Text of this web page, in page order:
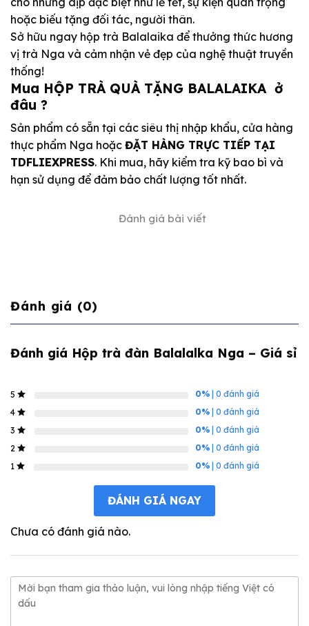
hoặc biếu tặng đối tác, người thân.
Sở hữu ngay hộp trà Balalaika để thưởng thức hương
vị trà Nga và cảm nhận vẻ đẹp của nghệ thuật truyền
thống!
Mua HỘP TRÀ QUÀ TẶNG BALALAIKA ở
đâu ?
Sản phẩm có sẵn tại các siêu thị nhập khẩu, cửa hàng
thực phẩm Nga hoặc ĐẶT HÀNG TRỰC TIẾP TẠI
TDFLIEXPRESS. Khi mua, hãy kiểm tra kỹ bao bì và
hạn sử dụng để đảm bảo chất lượng tốt nhất.
Đánh giá bài viết
Đánh giá (0)
Đánh giá Hộp trà đàn Balalalka Nga – Giá sỉ
5 0% | 0 đánh giá
4
0% | 0 đánh giá
3
0% | 0 đánh giá
2
0% | 0 đánh giá
1
0% | 0 đánh giá
ĐÁNH GIÁ NGAY
Chưa có đánh giá nào.